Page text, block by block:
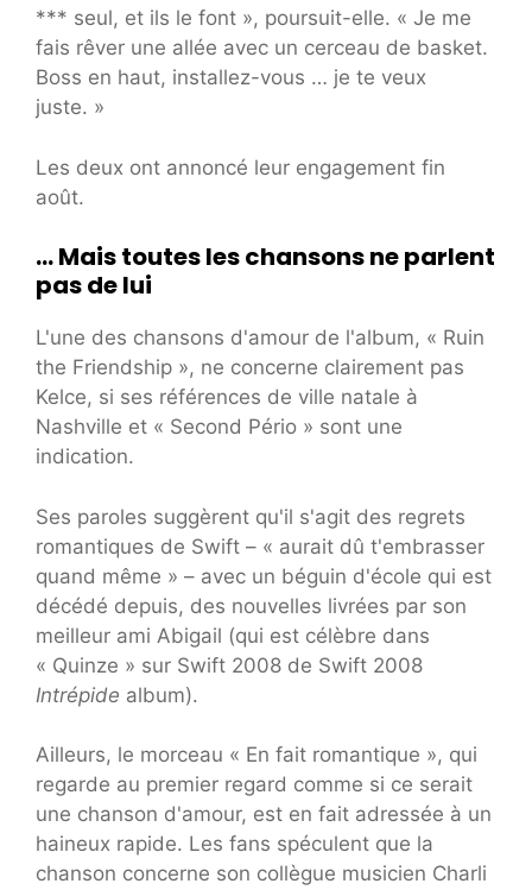
*** seul, et ils le font », poursuit-elle. « Je me
fais rêver une allée avec un cerceau de basket.
Boss en haut, installez-vous … je te veux
juste. »
Les deux ont annoncé leur engagement fin
août.
… Mais toutes les chansons ne parlent
pas de lui
L'une des chansons d'amour de l'album, « Ruin
the Friendship », ne concerne clairement pas
Kelce, si ses références de ville natale à
Nashville et « Second Pério » sont une
indication.
Ses paroles suggèrent qu'il s'agit des regrets
romantiques de Swift – « aurait dû t'embrasser
quand même » – avec un béguin d'école qui est
décédé depuis, des nouvelles livrées par son
meilleur ami Abigail (qui est célèbre dans
« Quinze » sur Swift 2008 de Swift 2008
Intrépide album).
Ailleurs, le morceau « En fait romantique », qui
regarde au premier regard comme si ce serait
une chanson d'amour, est en fait adressée à un
haineux rapide. Les fans spéculent que la
chanson concerne son collègue musicien Charli